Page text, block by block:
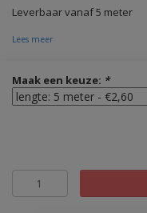
Leverbaar vanaf 5 meter
Lees meer
Maak een keuze: *